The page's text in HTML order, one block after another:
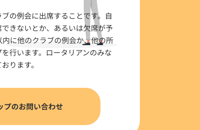
の例会に出席することです。自
きないとか、あるいは欠席が予
に他のクラブの例会か、他の所
行います。ロータリアンのみな
ります。
プのお問い合わせ